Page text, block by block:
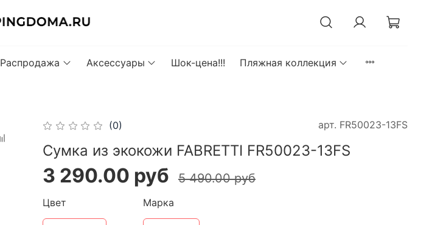
Распродажа Аксессуары Шок-цена!!! Пляжная коллекция
(0) арт. FR50023-13FS
Сумка из экокожи FABRETTI FR50023-13FS
3 290.00 руб 5 490.00 руб
Цвет Марка